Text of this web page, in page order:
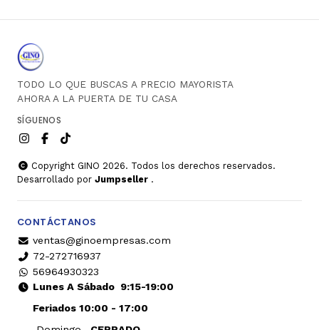
TODO LO QUE BUSCAS A PRECIO MAYORISTA
AHORA A LA PUERTA DE TU CASA
SÍGUENOS
Copyright GINO 2026. Todos los derechos reservados.
Desarrollado por Jumpseller .
CONTÁCTANOS
ventas@ginoempresas.com
72-272716937
56964930323
Lunes A Sábado9:15-19:00
Feriados 10:00 - 17:00